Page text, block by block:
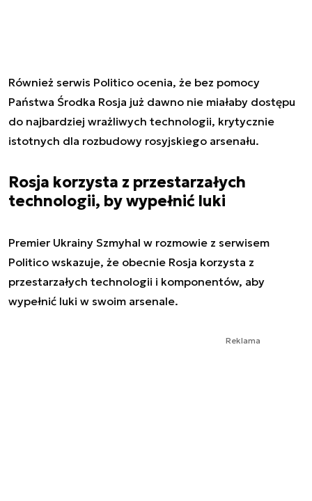
Również serwis Politico ocenia, że bez pomocy
Państwa Środka Rosja już dawno nie miałaby dostępu
do najbardziej wrażliwych technologii, krytycznie
istotnych dla rozbudowy rosyjskiego arsenału.
Rosja korzysta z przestarzałych
technologii, by wypełnić luki
Premier Ukrainy Szmyhal w rozmowie z serwisem
Politico wskazuje, że obecnie Rosja korzysta z
przestarzałych technologii i komponentów, aby
wypełnić luki w swoim arsenale.
Reklama